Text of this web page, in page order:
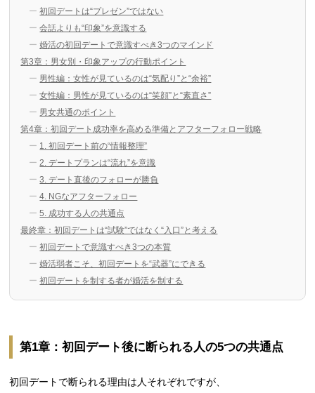
初回デートは“プレゼン”ではない
会話よりも“印象”を意識する
婚活の初回デートで意識すべき3つのマインド
第3章：男女別・印象アップの行動ポイント
男性編：女性が見ているのは“気配り”と“余裕”
女性編：男性が見ているのは“笑顔”と“素直さ”
男女共通のポイント
第4章：初回デート成功率を高める準備とアフターフォロー戦略
1. 初回デート前の“情報整理”
2. デートプランは“流れ”を意識
3. デート直後のフォローが勝負
4. NGなアフターフォロー
5. 成功する人の共通点
最終章：初回デートは“試験”ではなく“入口”と考える
初回デートで意識すべき3つの本質
婚活弱者こそ、初回デートを“武器”にできる
初回デートを制する者が婚活を制する
第1章：初回デート後に断られる人の5つの共通点
初回デートで断られる理由は人それぞれですが、